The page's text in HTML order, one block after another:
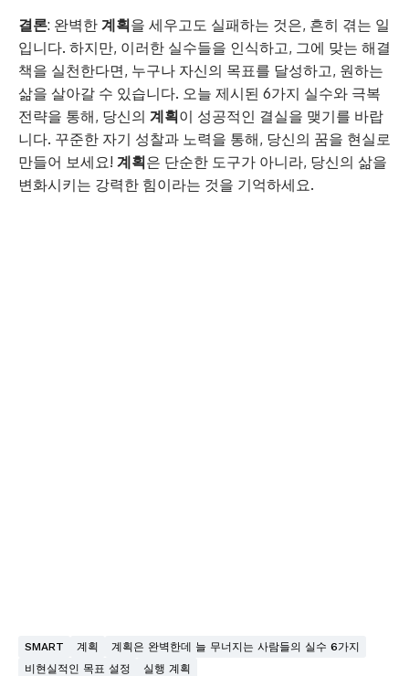
결론: 완벽한 계획을 세우고도 실패하는 것은, 흔히 겪는 일
입니다. 하지만, 이러한 실수들을 인식하고, 그에 맞는 해결
책을 실천한다면, 누구나 자신의 목표를 달성하고, 원하는
삶을 살아갈 수 있습니다. 오늘 제시된 6가지 실수와 극복
전략을 통해, 당신의 계획이 성공적인 결실을 맺기를 바랍
니다. 꾸준한 자기 성찰과 노력을 통해, 당신의 꿈을 현실로
만들어 보세요! 계획은 단순한 도구가 아니라, 당신의 삶을
변화시키는 강력한 힘이라는 것을 기억하세요.
SMART 계획
계획은 완벽한데 늘 무너지는 사람들의 실수 6가지
비현실적인 목표 설정
실행 계획